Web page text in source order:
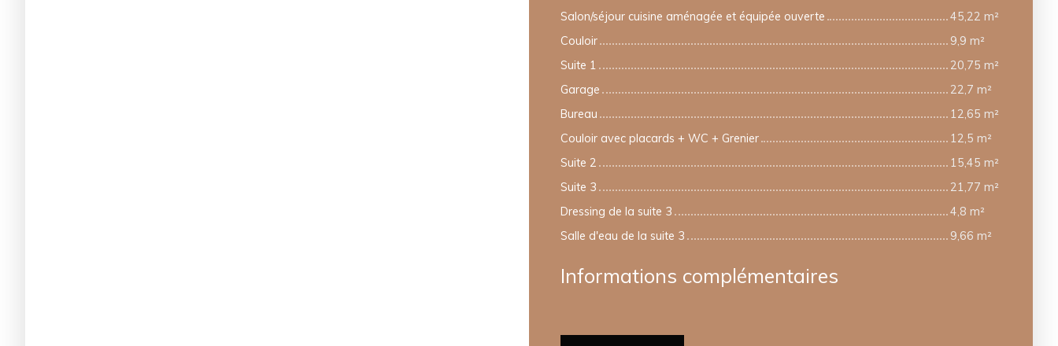
Salon/séjour cuisine aménagée et équipée ouverte
45,22 m²
Couloir
9,9 m²
Suite 1
20,75 m²
Garage
22,7 m²
Bureau
12,65 m²
Couloir avec placards + WC + Grenier
12,5 m²
Suite 2
15,45 m²
Suite 3
21,77 m²
Dressing de la suite 3
4,8 m²
Salle d'eau de la suite 3
9,66 m²
Informations complémentaires